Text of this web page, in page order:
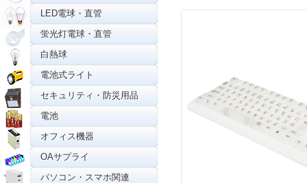
LED電球・直管
蛍光灯電球・直管
白熱球
電池式ライト
セキュリティ・防災用品
電池
オフィス機器
OAサプライ
パソコン・スマホ関連